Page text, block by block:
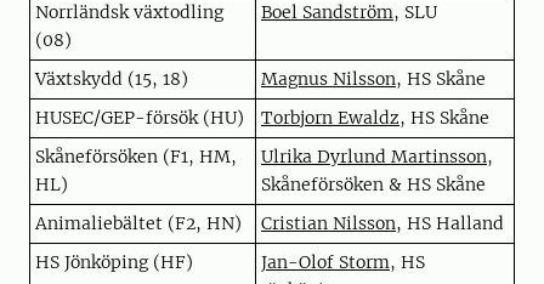
Norrländsk växtodling
(08)
Boel Sandström, SLU
Växtskydd (15, 18) Magnus Nilsson, HS Skåne
HUSEC/GEP-försök (HU)
Torbjorn Ewaldz, HS Skåne
Skåneförsöken (F1, HM,
HL)
Ulrika Dyrlund Martinsson,
Skåneförsöken & HS Skåne
Animaliebältet (F2, HN)
Cristian Nilsson, HS Halland
HS Jönköping (HF)
Jan-Olof Storm, HS